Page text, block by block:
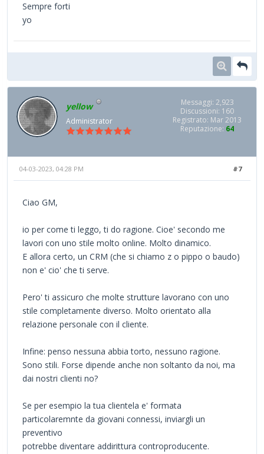
Sempre forti
yo
yellow
Administrator
Messaggi: 2,923
Discussioni: 160
Registrato: Mar 2013
Reputazione: 64
#7
04-03-2023, 04:28 PM
Ciao GM,
io per come ti leggo, ti do ragione. Cioe' secondo me
lavori con uno stile molto online. Molto dinamico.
E allora certo, un CRM (che si chiamo z o pippo o baudo)
non e' cio' che ti serve.
Pero' ti assicuro che molte strutture lavorano con uno
stile completamente diverso. Molto orientato alla
relazione personale con il cliente.
Infine: penso nessuna abbia torto, nessuno ragione.
Sono stili. Forse dipende anche non soltanto da noi, ma
dai nostri clienti no?
Se per esempio la tua clientela e' formata
particolaremnte da giovani connessi, inviargli un
preventivo
potrebbe diventare addirittura controproducente.